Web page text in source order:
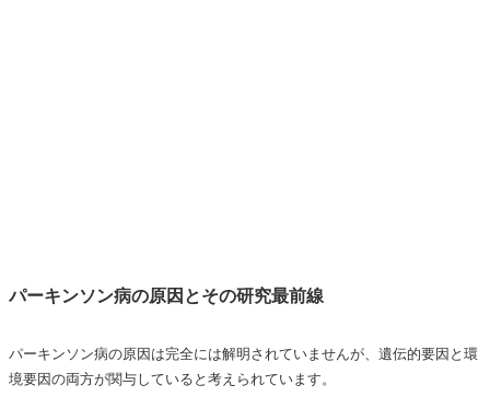
パーキンソン病の原因とその研究最前線
パーキンソン病の原因は完全には解明されていませんが、遺伝的要因と環
境要因の両方が関与していると考えられています。